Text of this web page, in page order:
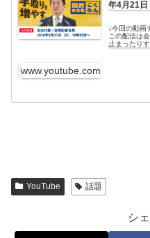
年4月21
↓今回の動画
この配信は
止まったり
www.youtube.com
YouTube 話題
シ